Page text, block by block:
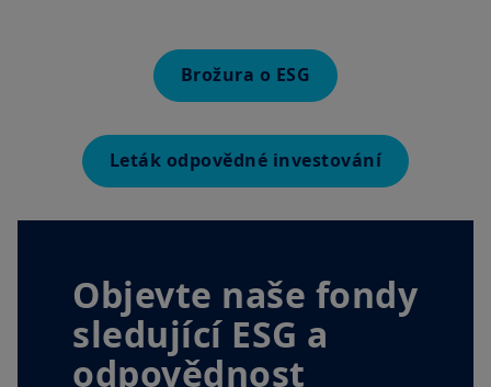
Brožura o ESG
Leták odpovědné investování
Objevte naše fondy
sledující ESG a
odpovědnost